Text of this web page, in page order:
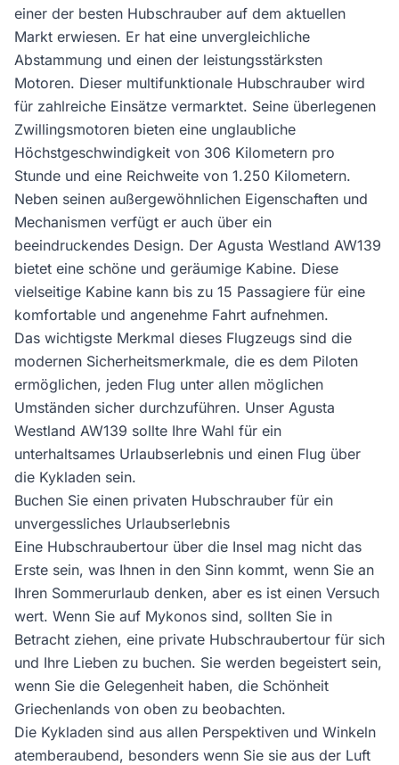
einer der besten Hubschrauber auf dem aktuellen
Markt erwiesen. Er hat eine unvergleichliche
Abstammung und einen der leistungsstärksten
Motoren. Dieser multifunktionale Hubschrauber wird
für zahlreiche Einsätze vermarktet. Seine überlegenen
Zwillingsmotoren bieten eine unglaubliche
Höchstgeschwindigkeit von 306 Kilometern pro
Stunde und eine Reichweite von 1.250 Kilometern.
Neben seinen außergewöhnlichen Eigenschaften und
Mechanismen verfügt er auch über ein
beeindruckendes Design. Der Agusta Westland AW139
bietet eine schöne und geräumige Kabine. Diese
vielseitige Kabine kann bis zu 15 Passagiere für eine
komfortable und angenehme Fahrt aufnehmen.
Das wichtigste Merkmal dieses Flugzeugs sind die
modernen Sicherheitsmerkmale, die es dem Piloten
ermöglichen, jeden Flug unter allen möglichen
Umständen sicher durchzuführen. Unser Agusta
Westland AW139 sollte Ihre Wahl für ein
unterhaltsames Urlaubserlebnis und einen Flug über
die Kykladen sein.
Buchen Sie einen privaten Hubschrauber für ein
unvergessliches Urlaubserlebnis
Eine Hubschraubertour über die Insel mag nicht das
Erste sein, was Ihnen in den Sinn kommt, wenn Sie an
Ihren Sommerurlaub denken, aber es ist einen Versuch
wert. Wenn Sie auf Mykonos sind, sollten Sie in
Betracht ziehen, eine private Hubschraubertour für sich
und Ihre Lieben zu buchen. Sie werden begeistert sein,
wenn Sie die Gelegenheit haben, die Schönheit
Griechenlands von oben zu beobachten.
Die Kykladen sind aus allen Perspektiven und Winkeln
atemberaubend, besonders wenn Sie sie aus der Luft